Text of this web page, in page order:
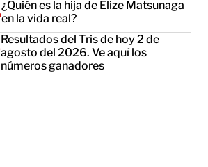
¿Quién es la hija de Elize Matsunaga
en la vida real?
Resultados del Tris de hoy 2 de
agosto del 2026. Ve aquí los
números ganadores